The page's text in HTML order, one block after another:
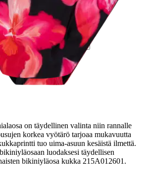
tuotteen koko
on täydellinen valinta niin rannalle
korkea vyötärö tarjoaa mukavuutta
tuo uima-asuun kesäistä ilmettä.
luodaksesi täydellisen
bikiniyläosa kukka 215A012601.